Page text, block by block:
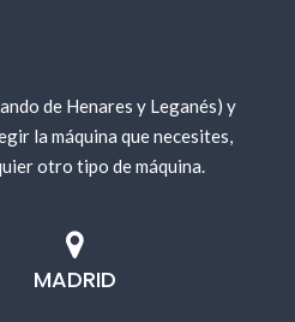
de Henares y Leganés) y
la máquina que necesites,
otro tipo de máquina.
MADRID